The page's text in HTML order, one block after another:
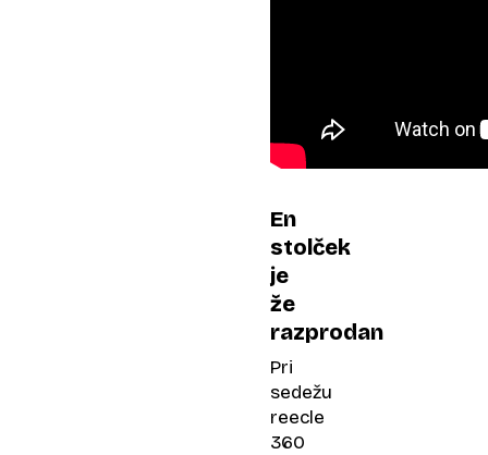
En
stolček
je
že
razprodan
Pri
sedežu
reecle
360